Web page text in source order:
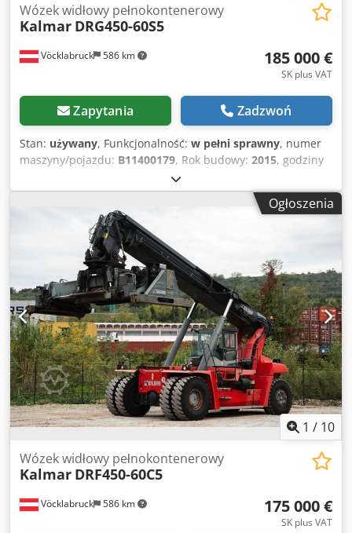
Vöcklabruck 586 km
Wózek widłowy pełnokontenerowy
Kalmar DRG450-60S5
185 000 €
SK plus VAT
Zapytania Zadzwoń
Stan: używany, Funkcjonalność: w pełni sprawny, numer
maszyny/pojazdu: B11400179, Rok budowy: 2015, godziny
45 000 kg
podnoszenia:15 000 mm, rodzaj paliwa:diesel, moc:265
, masa własna:
, typ napędu:
, Vollcontainer Reachstacker Numer podwozia:
B11400179 Skrzynia biegów: ZF 5WG 261 Dcodpfx Afszkcz
Asmjk Stan: Gotowy do pracy i w pełni sprawny Stan
techniczny: dobry Rodzaj opon przednich: pneumatyczne
Rodzaj opon tylnych: pneumatyczne Opis:
Ogłoszenia
1 / 10
Vöcklabruck 586 km
Wózek widłowy pełnokontenerowy
Kalmar DRF450-60C5
175 000 €
SK plus VAT